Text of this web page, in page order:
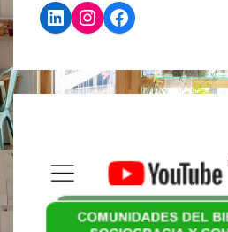
LinkedIn
Instagram
Facebook